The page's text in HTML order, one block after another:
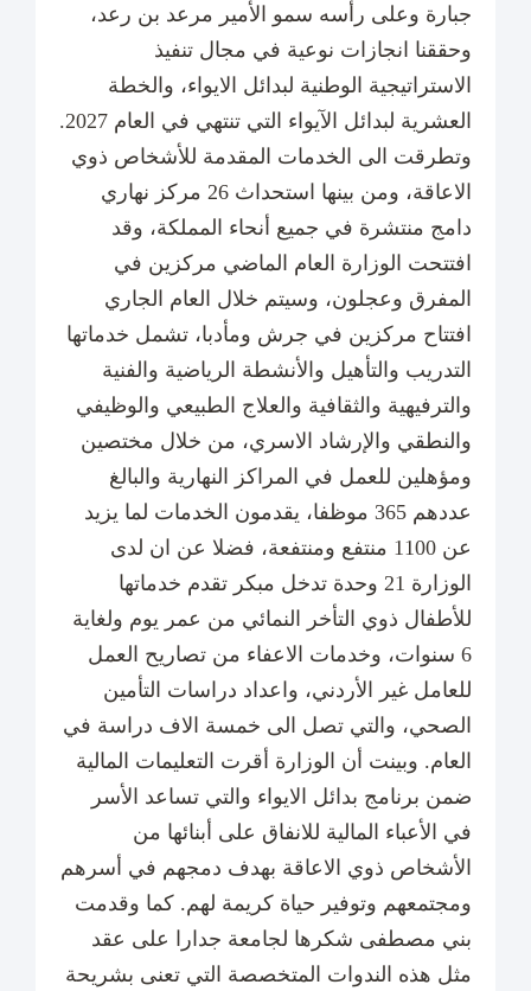
جبارة وعلى رأسه سمو الأمير مرعد بن رعد،
وحققنا انجازات نوعية في مجال تنفيذ
الاستراتيجية الوطنية لبدائل الايواء، والخطة
العشرية لبدائل الآيواء التي تنتهي في العام 2027.
وتطرقت الى الخدمات المقدمة للأشخاص ذوي
الاعاقة، ومن بينها استحداث 26 مركز نهاري
دامج منتشرة في جميع أنحاء المملكة، وقد
افتتحت الوزارة العام الماضي مركزين في
المفرق وعجلون، وسيتم خلال العام الجاري
افتتاح مركزين في جرش ومأدبا، تشمل خدماتها
التدريب والتأهيل والأنشطة الرياضية والفنية
والترفيهية والثقافية والعلاج الطبيعي والوظيفي
والنطقي والإرشاد الاسري، من خلال مختصين
ومؤهلين للعمل في المراكز النهارية والبالغ
عددهم 365 موظفا، يقدمون الخدمات لما يزيد
عن 1100 منتفع ومنتفعة، فضلا عن ان لدى
الوزارة 21 وحدة تدخل مبكر تقدم خدماتها
للأطفال ذوي التأخر النمائي من عمر يوم ولغاية
6 سنوات، وخدمات الاعفاء من تصاريح العمل
للعامل غير الأردني، واعداد دراسات التأمين
الصحي، والتي تصل الى خمسة الاف دراسة في
العام. وبينت أن الوزارة أقرت التعليمات المالية
ضمن برنامج بدائل الايواء والتي تساعد الأسر
في الأعباء المالية للانفاق على أبنائها من
الأشخاص ذوي الاعاقة بهدف دمجهم في أسرهم
ومجتمعهم وتوفير حياة كريمة لهم. كما وقدمت
بني مصطفى شكرها لجامعة جدارا على عقد
مثل هذه الندوات المتخصصة التي تعنى بشريحة